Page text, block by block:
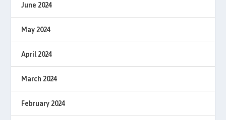
June 2024
May 2024
April 2024
March 2024
February 2024